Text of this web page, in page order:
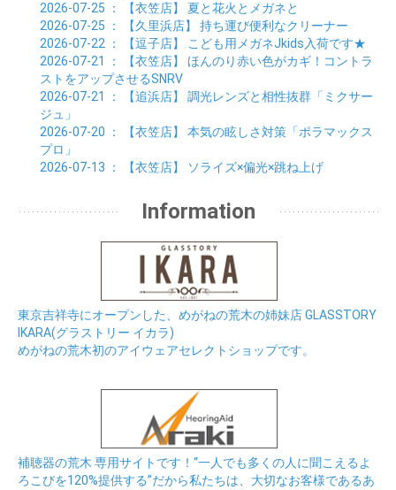
2026-07-25 ： 【衣笠店】 夏と花火とメガネと
2026-07-25 ： 【久里浜店】 持ち運び便利なクリーナー
2026-07-22 ： 【逗子店】
こども用メガネJkids入荷です★
2026-07-21
： 【衣笠店】 ほんのり赤い色がカギ！コントラ
ストをアップさせるSNRV
2026-07-21
： 【追浜店】 調光レンズと相性抜群「ミクサー
ジュ」
2026-07-20 ： 【衣笠店】 本気の眩しさ対策「ポラマックス
プロ」
2026-07-13 ： 【衣笠店】 ソライズ×偏光×跳ね上げ
Information
東京吉祥寺にオープンした、めがねの荒木の姉妹店 GLASSTORY
IKARA(グラストリー イカラ)
めがねの荒木初のアイウェアセレクトショップです。
補聴器の荒木 専用サイトです！“一人でも多くの人に聞こえるよ
ろこびを120%提供する”だから私たちは、大切なお客様であるあ